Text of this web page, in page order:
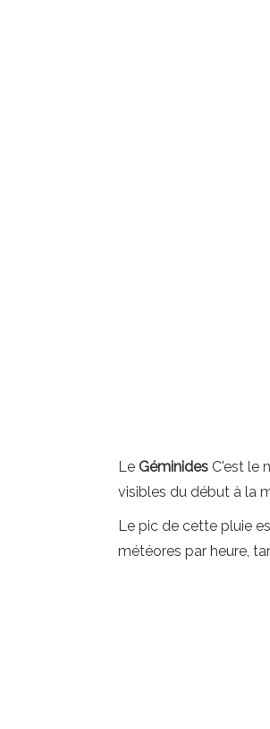
Le Géminides C'est le
visibles du début à la
Le pic de cette pluie
météores par heure,